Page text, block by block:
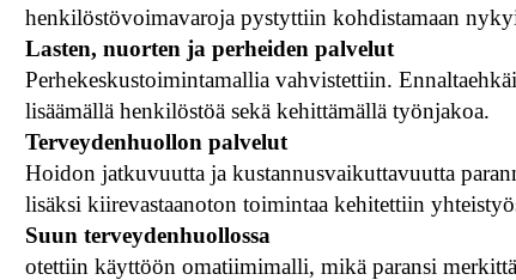
henkilöstövoimavaroja pystyttiin kohdistamaan
Lasten, nuorten ja perheiden palvelut
Perhekeskustoimintamallia vahvistettiin.
lisäämällä henkilöstöä sekä kehittämällä työnjakoa.
Terveydenhuollon palvelut
Hoidon jatkuvuutta ja kustannusvaikuttavuutta
lisäksi kiirevastaanoton toimintaa kehitettiin
Suun terveydenhuollossa
otettiin käyttöön omatiimimalli, mikä paransi